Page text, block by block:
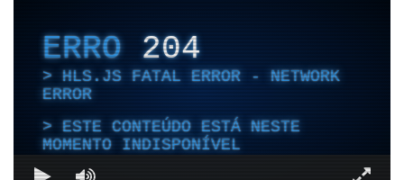
ERRO204
HLS.JS FATAL ERROR - NETWORK
ERROR
ESTE CONTEÚDO ESTÁ NESTE
MOMENTO INDISPONÍVEL